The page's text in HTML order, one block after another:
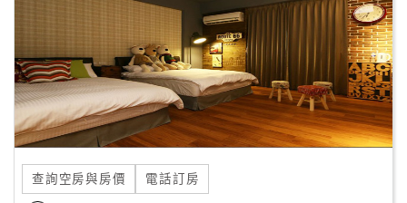
計
劃
商
品
宣
傳
查詢空房與房價 電話訂房